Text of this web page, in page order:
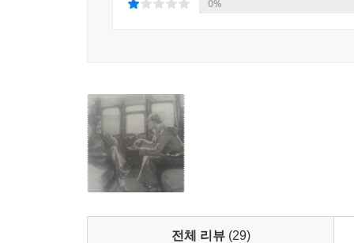
0%
전체 리뷰 (29)